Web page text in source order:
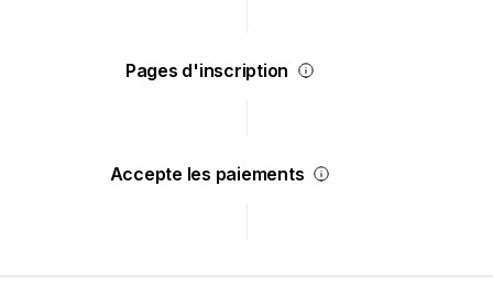
Pages d'inscription
Accepte les paiements